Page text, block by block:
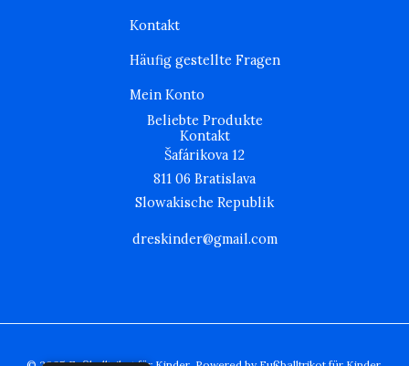
Kontakt
Häufig gestellte Fragen
Mein Konto
Beliebte Produkte
Kontakt
Šafárikova 12
811 06 Bratislava
Slowakische Republik
dreskinder@gmail.com